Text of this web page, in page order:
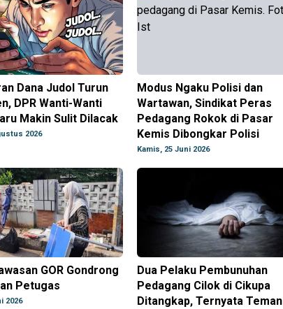
Dana Judol Turun
DPR Wanti-Wanti
Makin Sulit Dilacak
2026
Modus Ngaku Polisi dan
Wartawan, Sindikat Peras
Pedagang Rokok di Pasar
Kemis Dibongkar Polisi
Kamis, 25 Juni 2026
GOR Gondrong
Petugas
2026
Dua Pelaku Pembunuhan
Pedagang Cilok di Cikupa
Ditangkap, Ternyata Teman